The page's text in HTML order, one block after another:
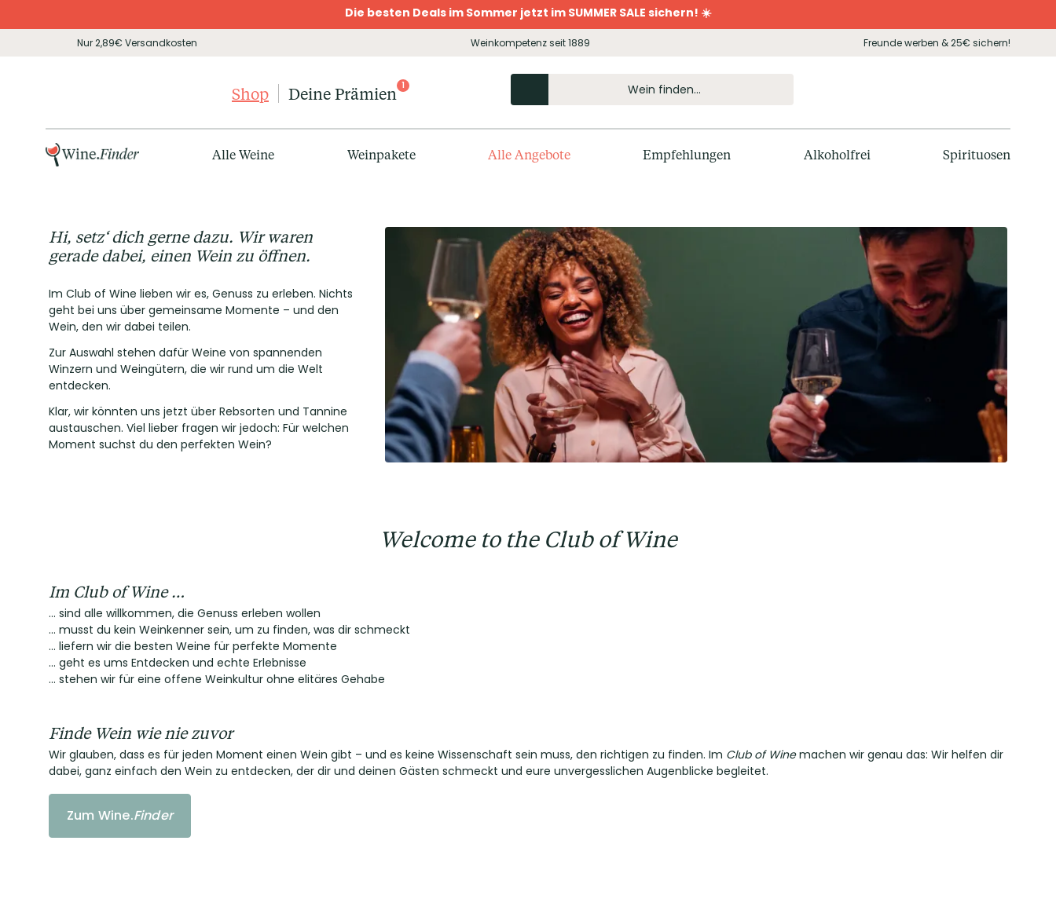
Die besten Deals im Sommer jetzt im SUMMER SALE sichern! ☀️
Nur 2,89€ Versandkosten Weinkompetenz seit 1889 Freunde werben & 25€ sichern!
Shop Deine Prämien 1
Alle Weine Weinpakete Alle Angebote Empfehlungen Alkoholfrei Spirituosen
Hi, setz‘ dich gerne dazu. Wir waren
gerade dabei, einen Wein zu öffnen.
Im Club of Wine lieben wir es, Genuss zu erleben. Nichts
geht bei uns über gemeinsame Momente – und den
Wein, den wir dabei teilen.
Zur Auswahl stehen dafür Weine von spannenden
Winzern und Weingütern, die wir rund um die Welt
entdecken.
Klar, wir könnten uns jetzt über Rebsorten und Tannine
austauschen. Viel lieber fragen wir jedoch: Für welchen
Moment suchst du den perfekten Wein?
Welcome to the Club of Wine
Im Club of Wine …
... sind alle willkommen, die Genuss erleben wollen
… musst du kein Weinkenner sein, um zu finden, was dir schmeckt
… liefern wir die besten Weine für perfekte Momente
… geht es ums Entdecken und echte Erlebnisse
… stehen wir für eine offene Weinkultur ohne elitäres Gehabe
Finde Wein wie nie zuvor
Wir glauben, dass es für jeden Moment einen Wein gibt – und es keine Wissenschaft sein muss, den richtigen zu finden. Im Club of Winemachen wir genau das: Wir helfen dir
dabei, ganz einfach den Wein zu entdecken, der dir und deinen Gästen schmeckt und eure unvergesslichen Augenblicke begleitet.
Zum Wine.Finder